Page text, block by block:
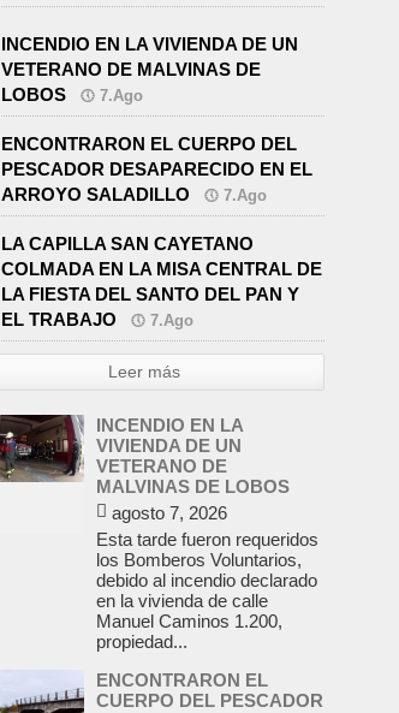
INCENDIO EN LA VIVIENDA DE UN
VETERANO DE MALVINAS DE
LOBOS
7.Ago
ENCONTRARON EL CUERPO DEL
PESCADOR DESAPARECIDO EN EL
ARROYO SALADILLO
7.Ago
LA CAPILLA SAN CAYETANO
COLMADA EN LA MISA CENTRAL DE
LA FIESTA DEL SANTO DEL PAN Y
EL TRABAJO
7.Ago
Leer más
INCENDIO EN LA
VIVIENDA DE UN
VETERANO DE
MALVINAS DE LOBOS
agosto 7, 2026
Esta tarde fueron requeridos
los Bomberos Voluntarios,
debido al incendio declarado
en la vivienda de calle
Manuel Caminos 1.200,
propiedad...
ENCONTRARON EL
CUERPO DEL PESCADOR